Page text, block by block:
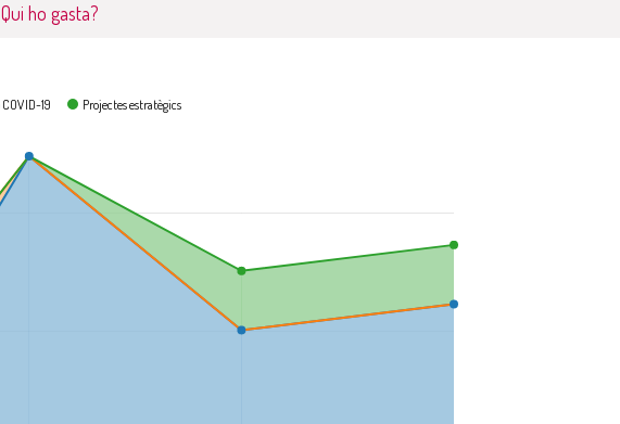
Qui ho gasta?
19 Projectes estratègics